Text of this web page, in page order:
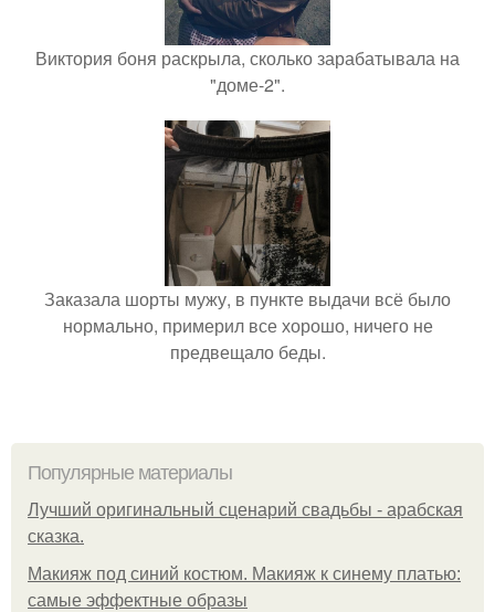
Виктория боня раскрыла, сколько зарабатывала на
"доме-2".
Заказала шорты мужу, в пункте выдачи всё было
нормально, примерил все хорошо, ничего не
предвещало беды.
Популярные материалы
Лучший оригинальный сценарий свадьбы - арабская
сказка.
Макияж под синий костюм. Макияж к синему платью:
самые эффектные образы